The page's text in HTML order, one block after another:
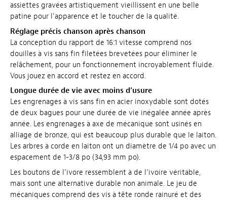
assiettes gravées artistiquement vieillissent en une belle
patine pour l’apparence et le toucher de la qualité.
Réglage précis chanson après chanson
La conception du rapport de 16:1 vitesse comprend nos
douilles à vis sans fin filetées brevetées pour éliminer le
relâchement, pour un fonctionnement incroyablement fluide.
Vous jouez en accord et restez en accord.
Longue durée de vie avec moins d’usure
Les engrenages à vis sans fin en acier inoxydable sont dotés
de deux bagues pour une durée de vie inégalée année après
année. Les engrenages à axe de mécanique sont usinés en
alliage de bronze, qui est beaucoup plus durable que le laiton.
Les arbres à corde en laiton ont un diamètre de 1/4 po avec un
espacement de 1-3/8 po (34,93 mm po).
Les boutons de l’ivore ressemblent à de l’ivoire véritable,
mais sont une alternative durable non animale. Le jeu de
mécaniques comprend des vis à tête ronde rainuré et des